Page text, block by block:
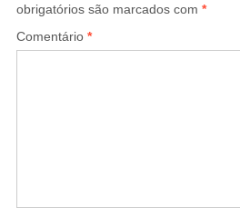
obrigatórios são marcados com *
Comentário *